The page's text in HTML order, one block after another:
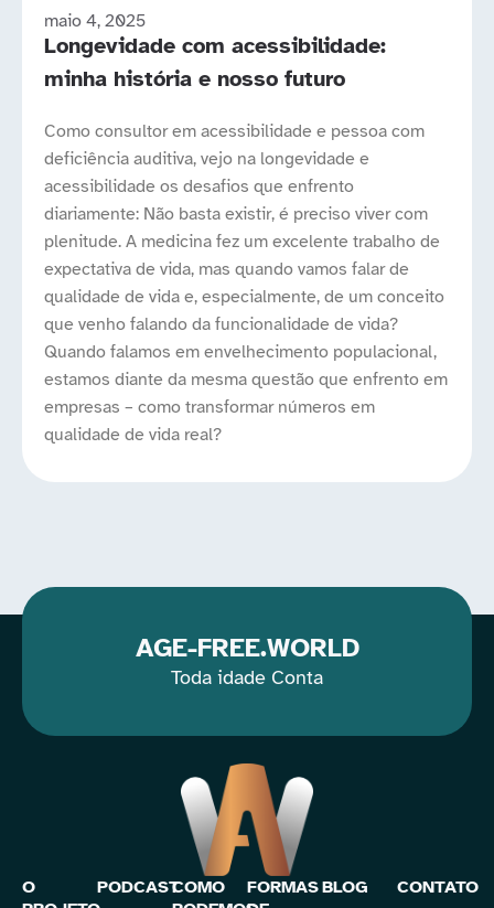
Longevidade com acessibilidade:
minha história e nosso futuro
maio 4, 2025
Como consultor em acessibilidade e pessoa com
deficiência auditiva, vejo na longevidade e
acessibilidade os desafios que enfrento
diariamente: Não basta existir, é preciso viver com
plenitude. A medicina fez um excelente trabalho de
expectativa de vida, mas quando vamos falar de
qualidade de vida e, especialmente, de um conceito
que venho falando da funcionalidade de vida?
Quando falamos em envelhecimento populacional,
estamos diante da mesma questão que enfrento em
empresas – como transformar números em
qualidade de vida real?
AGE-FREE.WORLD
Toda idade Conta
O
PODCASTCOMO
FORMASBLOG CONTATO